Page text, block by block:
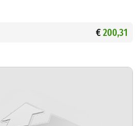
€200,31